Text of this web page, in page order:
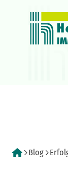
Blog